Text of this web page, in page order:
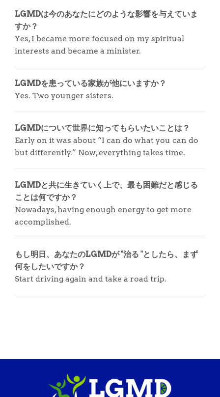
LGMDは今のあなたにどのような影響を与えていま
すか？
Yes, I became more focused on my spiritual
interests and became a minister.
LGMDを患っている家族が他にいますか？
Yes. Two younger sisters.
LGMDについて世界に知ってもらいたいことは？
Early on it was about “I can do what you can do
but differently.” Now, everything takes time.
LGMDと共に生きていく上で、最も困難だと感じる
ことは何ですか？
Nowadays, having enough energy to get more
accomplished.
もし明日、あなたのLGMDが "治る "としたら、まず
何をしたいですか？
Start driving again and take a road trip.